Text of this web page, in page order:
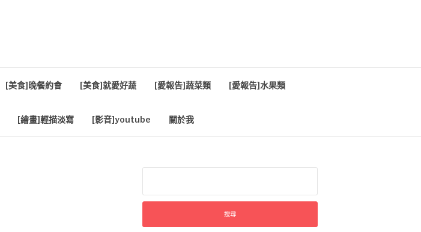
[美食]晚餐約會 [美食]就愛好蔬 [愛報告]蔬菜類 [愛報告]水果類
[繪畫]輕描淡寫 [影音]youtube 關於我
關
字: